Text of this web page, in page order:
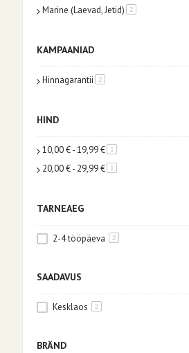
Marine (Laevad, Jetid) 2toode
KAMPAANIAD
Hinnagarantii 2toode
HIND
10,00 €-19,99 € 1
20,00 €- 29,99 € 1
TARNEAEG
2-4 tööpäeva 2
SAADAVUS
Kesklaos 2
BRÄND